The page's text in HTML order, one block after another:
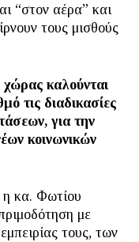
“στον αέρα” και
τους μισθούς
χώρας καλούνται
τις διαδικασίες
για την
κοινωνικών
η κα. Φωτίου
με
τους, των